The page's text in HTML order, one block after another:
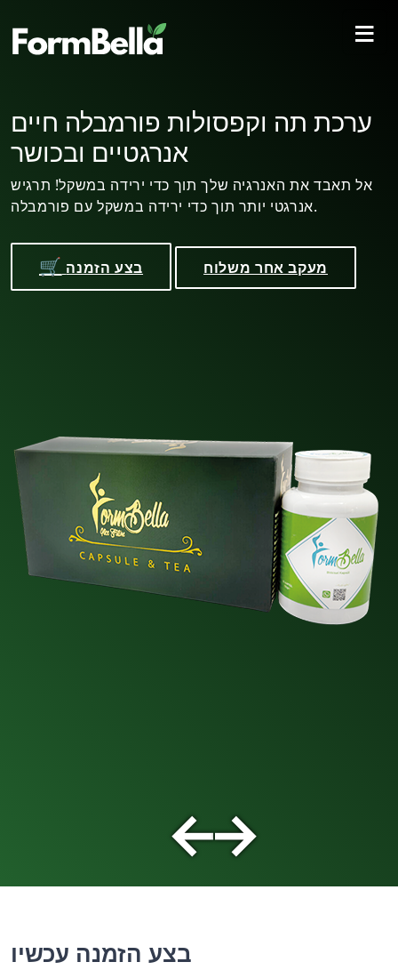
≡
ערכת
אל תאבד
אנרגטי יותר תוך כדי ירידה במשקל עם פורמבלה.
פורמבלה ירידה
עם מרכיבים טבעיים
להגיע למשקל היעד שלך בבטחה עם Formbella! היכנס
בצע הזמנה אחר משלוח
←→
בצע הזמנה עכשיו